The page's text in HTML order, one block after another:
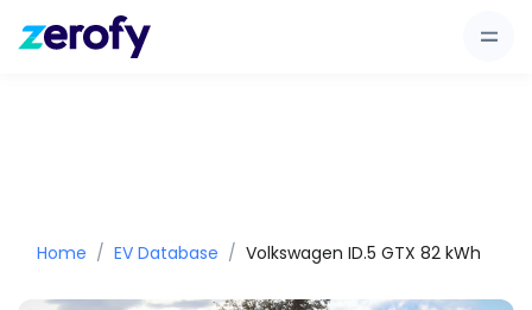
Home EV Database Volkswagen ID.5 GTX 82 kWh